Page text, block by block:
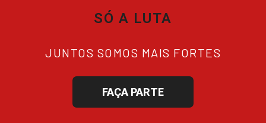
SÓ A LUTA
JUNTOS SOMOS MAIS FORTES
FAÇA PARTE